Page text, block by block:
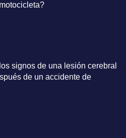
signos de una lesión cerebral
de un accidente de